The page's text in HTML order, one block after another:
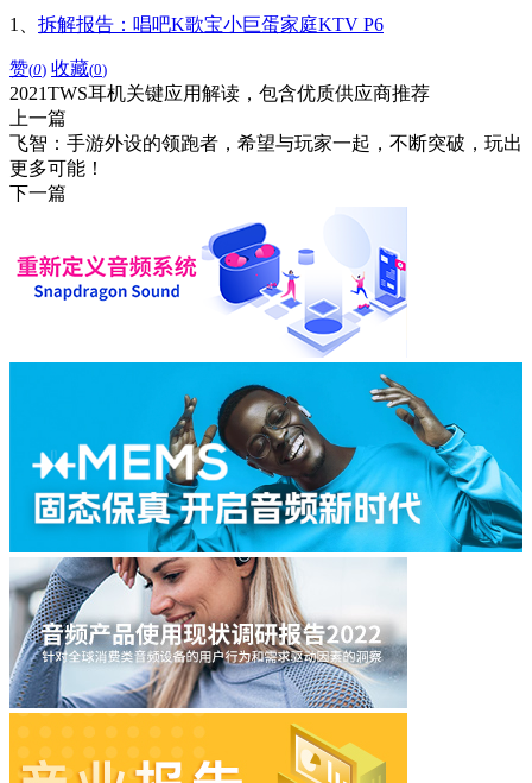
1、 拆解报告：唱吧K歌宝小巨蛋家庭KTV P6
赞(0) 收藏(0)
2021TWS耳机关键应用解读，包含优质供应商推荐
上一篇
飞智：手游外设的领跑者，希望与玩家一起，不断突破，玩出
更多可能！
下一篇